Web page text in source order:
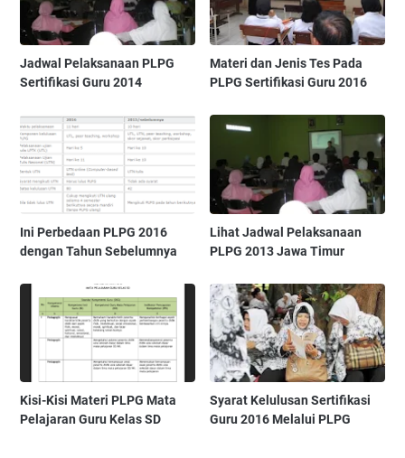
Jadwal Pelaksanaan PLPG
Sertifikasi Guru 2014
Materi dan Jenis Tes Pada
PLPG Sertifikasi Guru 2016
Ini Perbedaan PLPG 2016
dengan Tahun Sebelumnya
Lihat Jadwal Pelaksanaan
PLPG 2013 Jawa Timur
Kisi-Kisi Materi PLPG Mata
Pelajaran Guru Kelas SD
Syarat Kelulusan Sertifikasi
Guru 2016 Melalui PLPG